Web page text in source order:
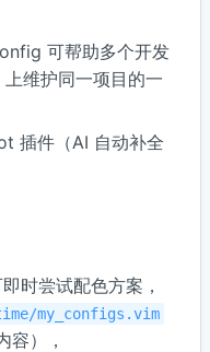
可帮助多个开发
维护同一项目的一
插件（AI 自动补全
时尝试配色方案，
my_configs.vim
容），